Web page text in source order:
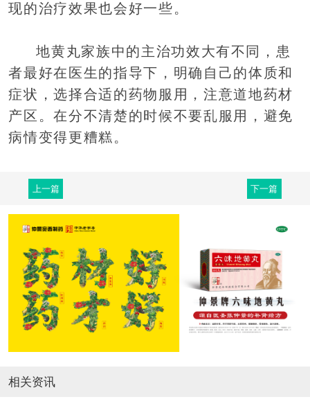
现的治疗效果也会好一些。
地黄丸家族中的主治功效大有不同，患
者最好在医生的指导下，明确自己的体质和
症状，选择合适的药物服用，注意道地药材
产区。在分不清楚的时候不要乱服用，避免
病情变得更糟糕。
上一篇 下一篇
相关资讯